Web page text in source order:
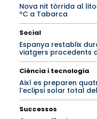
Nova nit tòrrida al
ºC a Tabarca
Social
Espanya restablix
viatgers procedents
Ciència i tecnologia
Així es preparen
l’eclipsi solar total
Successos